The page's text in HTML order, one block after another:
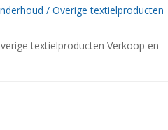
/Overige textielproducten
textielproducten Verkoop en